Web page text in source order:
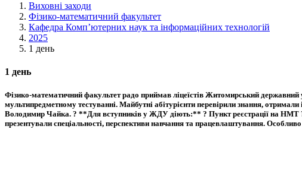
Виховні заходи
Фізико-математичний факультет
Кафедра Комп’ютерних наук та інформаційних технологій
2025
1 день
1 день
Фізико-математичний факультет радо приймав ліцеїстів Житомирський
мультипредметному тестуванні. Майбутні абітурієнти перевірили знання,
Володимир Чайка. ? **Для вступників у ЖДУ діють:** ? Пункт реєстрації на НМТ
презентували спеціальності, перспективи навчання та працевлаштування.